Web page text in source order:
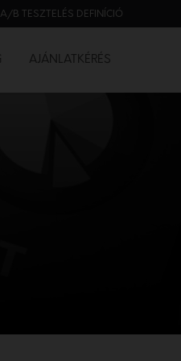
B TESZTELÉS DEFINÍCIÓ
AJÁNLATKÉRÉS